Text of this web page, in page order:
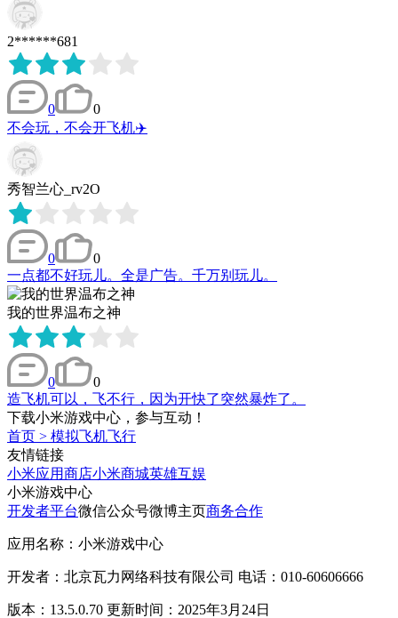
2******681
0
0
不会玩，不会开飞机✈️
秀智兰心_rv2O
0
0
一点都不好玩儿。全是广告。千万别玩儿。
我的世界温布之神
0
0
造飞机可以，飞不行，因为开快了突然暴炸了。
下载小米游戏中心，参与互动！
首页 > 模拟飞机飞行
友情链接
小米应用商店小米商城英雄互娱
小米游戏中心
开发者平台微信公众号微博主页商务合作
应用名称：小米游戏中心
开发者：北京瓦力网络科技有限公司 电话：010-60606666
版本：13.5.0.70 更新时间：2025年3月24日